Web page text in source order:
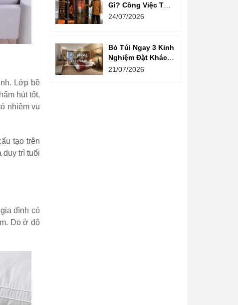
Lớp bề
hút tốt,
nhiệm vụ
tạo trên
duy trì tuổi
đình có
Do ở độ
Gì? Công Việc Thú
Vị Phía Sau Cánh
24/07/2026
Bỏ Túi Ngay 3 Kinh
Nghiệm Đặt Khách
Sạn Giá Rẻ Cho
21/07/2026